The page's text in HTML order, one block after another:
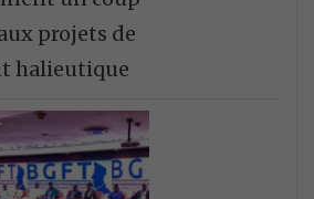
projets de
halieutique